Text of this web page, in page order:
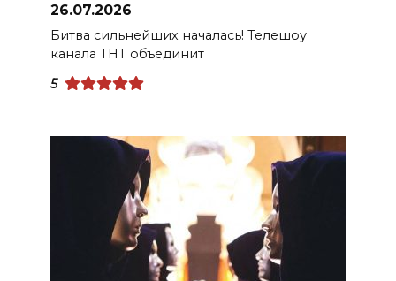
26.07.2026
Битва сильнейших началась! Телешоу
канала ТНТ объединит
5